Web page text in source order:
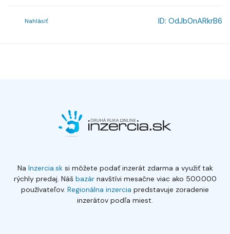
Nahlásiť ID: OdJb0nARkrB6
Na Inzercia.sksi môžete podať inzerát zdarma a využiť tak
rýchly predaj. Náš bazárnavštívi mesačne viac ako 500.000
používateľov. Regionálna inzercia predstavuje zoradenie
inzerátov podľa miest.